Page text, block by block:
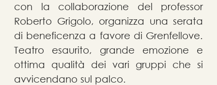
con la collaborazione del professor
Roberto Grigolo, organizza una serata
di beneficenza a favore di Grenfellove.
Teatro esaurito, grande emozione e
ottima qualità dei vari gruppi che si
avvicendano sul palco.